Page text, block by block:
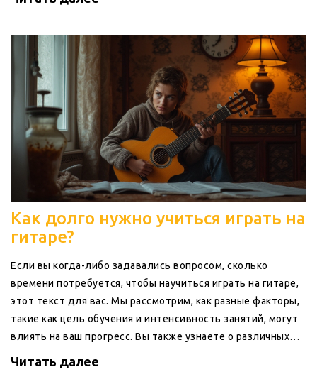
которыми сталкиваются новички при изучении гитары.
успешным.
Как долго нужно учиться играть на
гитаре?
Если вы когда-либо задавались вопросом, сколько
времени потребуется, чтобы научиться играть на гитаре,
этот текст для вас. Мы рассмотрим, как разные факторы,
такие как цель обучения и интенсивность занятий, могут
влиять на ваш прогресс. Вы также узнаете о различных
этапах обучения и получите полезные советы для более
эффективного изучения.
Читать далее